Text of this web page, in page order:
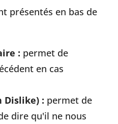
présentés en bas de
: permet de
en cas
Dislike) : permet de
dire qu'il ne nous